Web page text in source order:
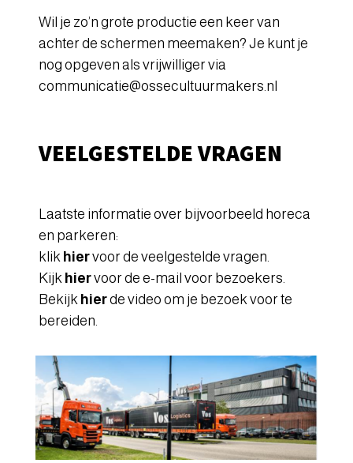
Wil je zo’n grote productie een keer van
achter de schermen meemaken? Je kunt je
nog opgeven als vrijwilliger via
communicatie@ossecultuurmakers.nl
VEELGESTELDE VRAGEN
Laatste informatie over bijvoorbeeld horeca
en parkeren:
klikhiervoor de veelgestelde vragen.
Kijk hiervoor de e-mail voor bezoekers.
Bekijk hierde video om je bezoek voor te
bereiden.